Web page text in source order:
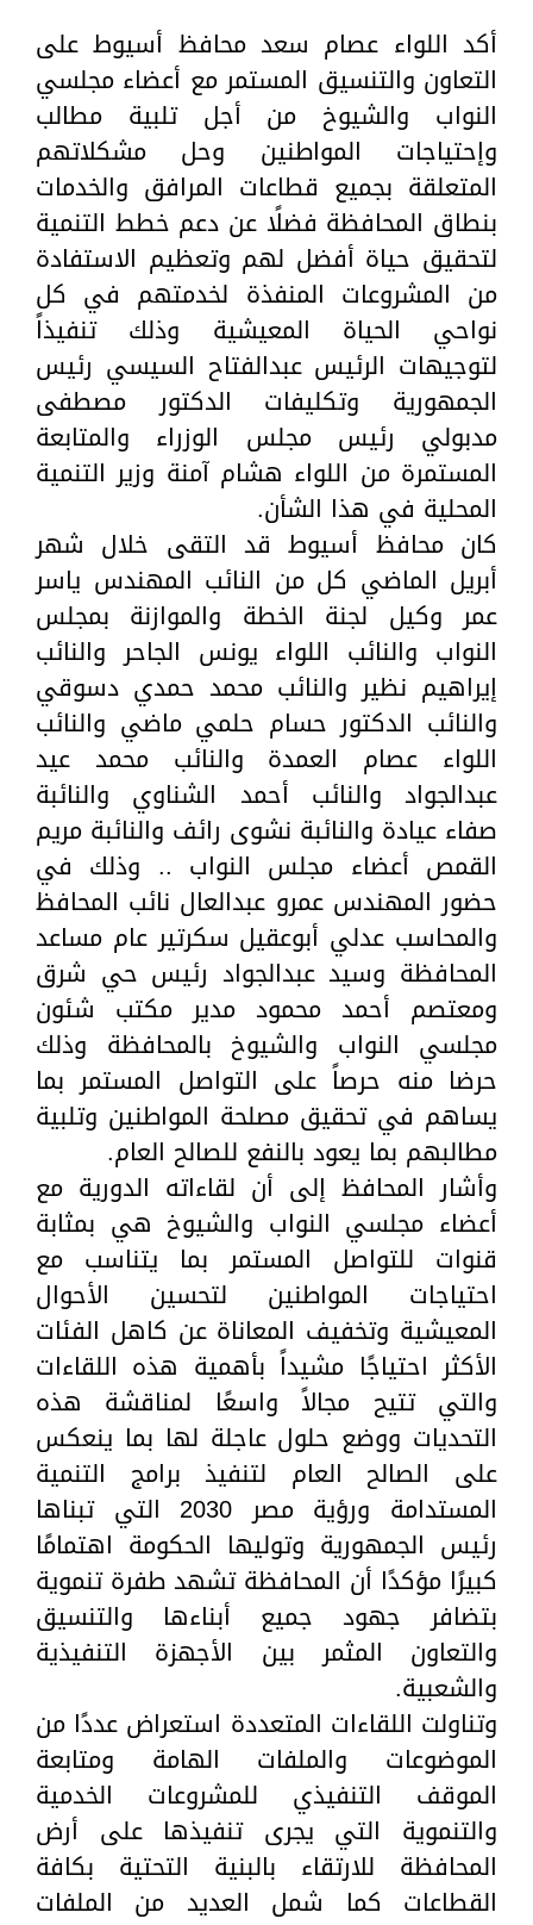
أكد اللواء عصام سعد محافظ أسيوط على
التعاون والتنسيق المستمر مع أعضاء مجلسي
النواب والشيوخ من أجل تلبية مطالب
وإحتياجات المواطنين وحل مشكلاتهم
المتعلقة بجميع قطاعات المرافق والخدمات
بنطاق المحافظة فضلًا عن دعم خطط التنمية
لتحقيق حياة أفضل لهم وتعظيم الاستفادة
من المشروعات المنفذة لخدمتهم في كل
نواحي الحياة المعيشية وذلك تنفيذاً
لتوجيهات الرئيس عبدالفتاح السيسي رئيس
الجمهورية وتكليفات الدكتور مصطفى
مدبولي رئيس مجلس الوزراء والمتابعة
المستمرة من اللواء هشام آمنة وزير التنمية
المحلية في هذا الشأن.
كان محافظ أسيوط قد التقى خلال شهر
أبريل الماضي كل من النائب المهندس ياسر
عمر وكيل لجنة الخطة والموازنة بمجلس
النواب والنائب اللواء يونس الجاحر والنائب
إيراهيم نظير والنائب محمد حمدي دسوقي
والنائب الدكتور حسام حلمي ماضي والنائب
اللواء عصام العمدة والنائب محمد عيد
عبدالجواد والنائب أحمد الشناوي والنائبة
صفاء عيادة والنائبة نشوى رائف والنائبة مريم
القمص أعضاء مجلس النواب .. وذلك في
حضور المهندس عمرو عبدالعال نائب المحافظ
والمحاسب عدلي أبوعقيل سكرتير عام مساعد
المحافظة وسيد عبدالجواد رئيس حي شرق
ومعتصم أحمد محمود مدير مكتب شئون
مجلسي النواب والشيوخ بالمحافظة وذلك
حرضا منه حرصاً على التواصل المستمر بما
يساهم في تحقيق مصلحة المواطنين وتلبية
مطالبهم بما يعود بالنفع للصالح العام.
وأشار المحافظ إلى أن لقاءاته الدورية مع
أعضاء مجلسي النواب والشيوخ هي بمثابة
قنوات للتواصل المستمر بما يتناسب مع
احتياجات المواطنين لتحسين الأحوال
المعيشية وتخفيف المعاناة عن كاهل الفئات
الأكثر احتياجًا مشيداً بأهمية هذه اللقاءات
والتي تتيح مجالاً واسعًا لمناقشة هذه
التحديات ووضع حلول عاجلة لها بما ينعكس
على الصالح العام لتنفيذ برامج التنمية
المستدامة ورؤية مصر 2030 التي تبناها
رئيس الجمهورية وتوليها الحكومة اهتمامًا
كبيرًا مؤكدًا أن المحافظة تشهد طفرة تنموية
بتضافر جهود جميع أبناءها والتنسيق
والتعاون المثمر بين الأجهزة التنفيذية
والشعبية.
وتناولت اللقاءات المتعددة استعراض عددًا من
الموضوعات والملفات الهامة ومتابعة
الموقف التنفيذي للمشروعات الخدمية
والتنموية التي يجرى تنفيذها على أرض
المحافظة للارتقاء بالبنية التحتية بكافة
القطاعات كما شمل العديد من الملفات